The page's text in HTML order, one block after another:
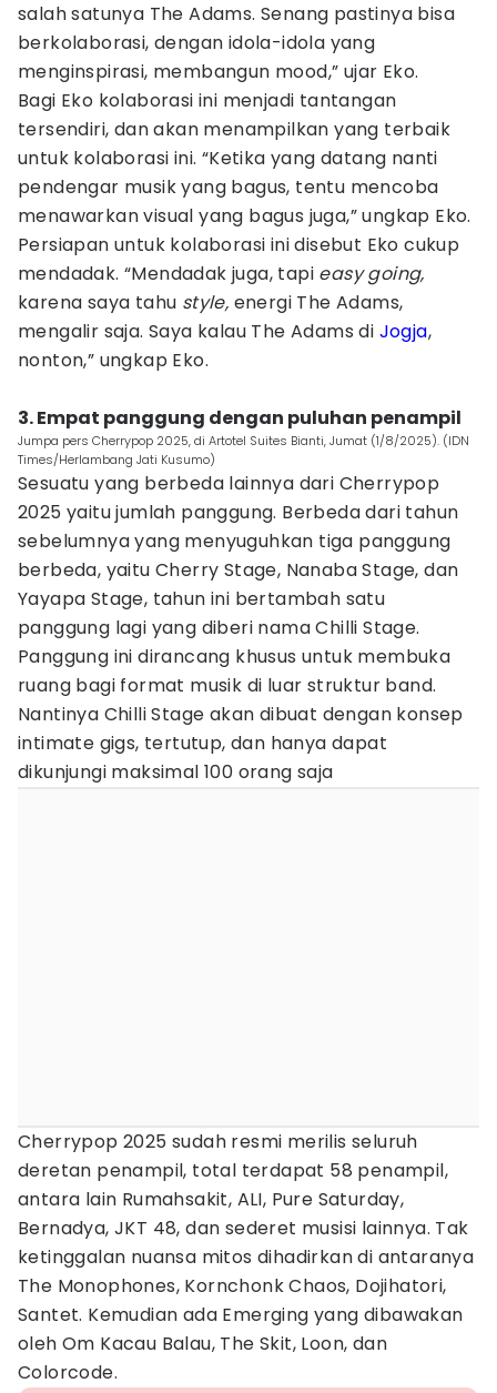
salah satunya The Adams. Senang pastinya bisa
berkolaborasi, dengan idola-idola yang
menginspirasi, membangun mood,” ujar Eko.
Bagi Eko kolaborasi ini menjadi tantangan
tersendiri, dan akan menampilkan yang terbaik
untuk kolaborasi ini. “Ketika yang datang nanti
pendengar musik yang bagus, tentu mencoba
menawarkan visual yang bagus juga,” ungkap Eko.
Persiapan untuk kolaborasi ini disebut Eko cukup
mendadak. “Mendadak juga, tapi easy going,
karena saya tahu style, energi The Adams,
mengalir saja. Saya kalau The Adams di Jogja,
nonton,” ungkap Eko.
3. Empat panggung dengan puluhan penampil
Jumpa pers Cherrypop 2025, di Artotel Suites Bianti, Jumat (1/8/2025). (IDN
Times/Herlambang Jati Kusumo)
Sesuatu yang berbeda lainnya dari Cherrypop
2025 yaitu jumlah panggung. Berbeda dari tahun
sebelumnya yang menyuguhkan tiga panggung
berbeda, yaitu Cherry Stage, Nanaba Stage, dan
Yayapa Stage, tahun ini bertambah satu
panggung lagi yang diberi nama Chilli Stage.
Panggung ini dirancang khusus untuk membuka
ruang bagi format musik di luar struktur band.
Nantinya Chilli Stage akan dibuat dengan konsep
intimate gigs, tertutup, dan hanya dapat
dikunjungi maksimal 100 orang saja
Cherrypop 2025 sudah resmi merilis seluruh
deretan penampil, total terdapat 58 penampil,
antara lain Rumahsakit, ALI, Pure Saturday,
Bernadya, JKT 48, dan sederet musisi lainnya. Tak
ketinggalan nuansa mitos dihadirkan di antaranya
The Monophones, Kornchonk Chaos, Dojihatori,
Santet. Kemudian ada Emerging yang dibawakan
oleh Om Kacau Balau, The Skit, Loon, dan
Colorcode.